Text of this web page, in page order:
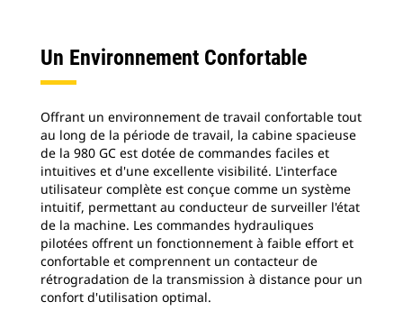
Un Environnement Confortable
Offrant un environnement de travail confortable tout
au long de la période de travail, la cabine spacieuse
de la 980 GC est dotée de commandes faciles et
intuitives et d'une excellente visibilité. L'interface
utilisateur complète est conçue comme un système
intuitif, permettant au conducteur de surveiller l'état
de la machine. Les commandes hydrauliques
pilotées offrent un fonctionnement à faible effort et
confortable et comprennent un contacteur de
rétrogradation de la transmission à distance pour un
confort d'utilisation optimal.